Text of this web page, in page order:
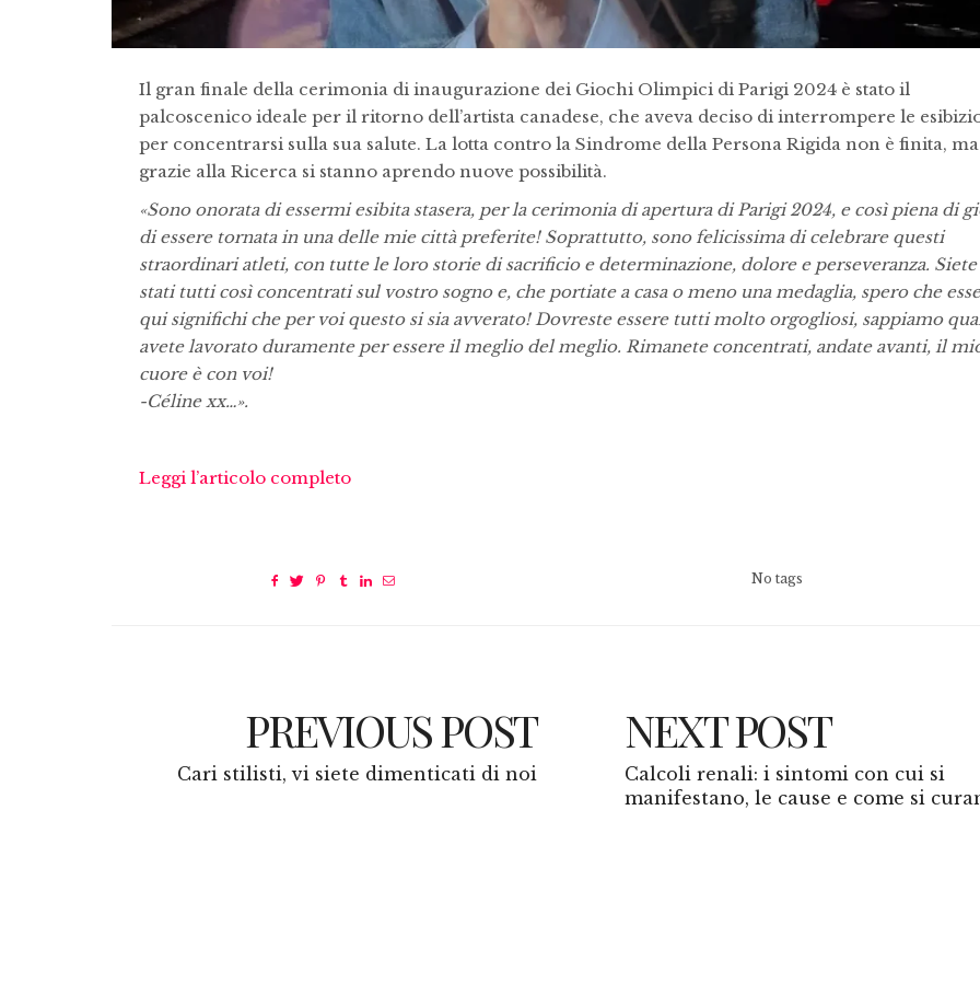
Il gran finale della cerimonia di inaugurazione dei Giochi Olimpici di Parigi 2024 è stato il
palcoscenico ideale per il ritorno dell’artista canadese, che aveva deciso di interrompere le
per concentrarsi sulla sua salute. La lotta contro la Sindrome della Persona Rigida non è finita, ma
grazie alla Ricerca si stanno aprendo nuove possibilità.
«Sono onorata di essermi esibita stasera, per la cerimonia di apertura di Parigi 2024, e così piena di
di essere tornata in una delle mie città preferite! Soprattutto, sono felicissima di celebrare questi
straordinari atleti, con tutte le loro storie di sacrificio e determinazione, dolore e perseveranza. Siete
stati tutti così concentrati sul vostro sogno e, che portiate a casa o meno una medaglia, spero che
qui significhi che per voi questo si sia avverato! Dovreste essere tutti molto orgogliosi, sappiamo
avete lavorato duramente per essere il meglio del meglio. Rimanete concentrati, andate avanti, il
cuore è con voi!
-Céline xx…».
Leggi l’articolo completo
No tags
PREVIOUS POST
Cari stilisti, vi siete dimenticati di noi
NEXT POST
Calcoli renali: i sintomi con cui si
manifestano, le cause e come si